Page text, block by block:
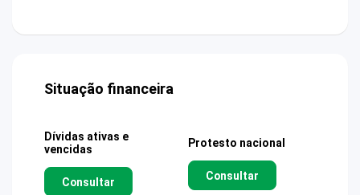
Situação financeira
Dívidas ativas e
vencidas
Consultar
Protesto nacional
Consultar